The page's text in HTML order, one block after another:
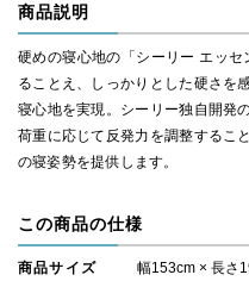
商品説明
硬めの寝心地の「シーリー エッ
ることえ、しっかりとした硬さを
寝心地を実現。シーリー独自開発
荷重に応じて反発力を調整するこ
の寝姿勢を提供します。
この商品の仕様
商品サイズ 幅153cm × 長さ